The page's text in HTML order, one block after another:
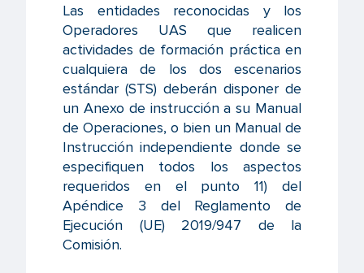
Las entidades reconocidas y los
Operadores UAS que realicen
actividades de formación práctica en
cualquiera de los dos escenarios
estándar (STS) deberán disponer de
un Anexo de instrucción a su Manual
de Operaciones, o bien un Manual de
Instrucción independiente donde se
especifiquen todos los aspectos
requeridos en el punto 11) del
Apéndice 3 del Reglamento de
Ejecución (UE) 2019/947 de la
Comisión.